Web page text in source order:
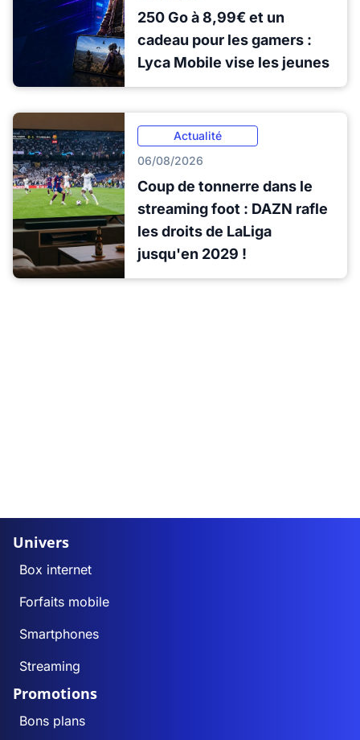
250 Go à 8,99€ et un
cadeau pour les gamers :
Lyca Mobile vise les jeunes
Actualité
06/08/2026
Coup de tonnerre dans le
streaming foot : DAZN rafle
les droits de LaLiga
jusqu'en 2029 !
Univers
Box internet
Forfaits mobile
Smartphones
Streaming
Promotions
Bons plans